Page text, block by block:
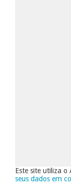
Este site utiliza o
seus dados em